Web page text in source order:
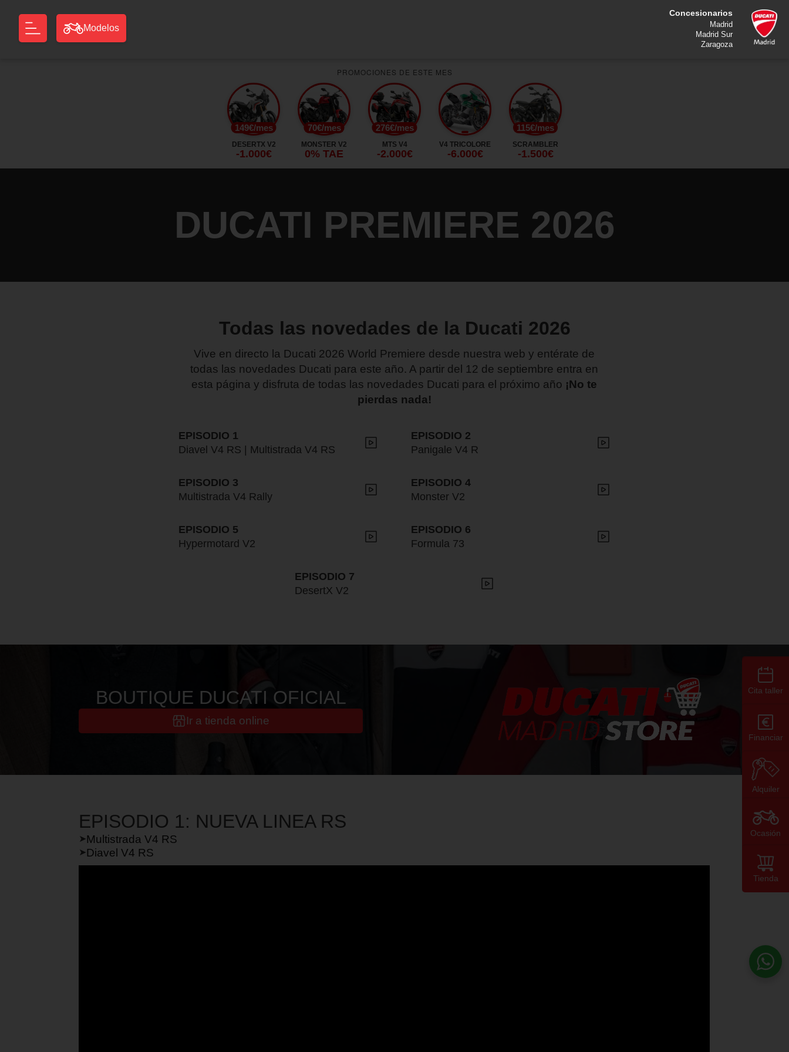
PROMOCIONES DE ESTE MES
149€/mes
DESERTX V2
-1.000€
70€/mes
MONSTER V2
0% TAE
276€/mes
MTS V4
-2.000€
V4 TRICOLORE
-6.000€
115€/mes
SCRAMBLER
-1.500€
Modelos
Concesionarios
Madrid
Madrid Sur
Zaragoza
DUCATI PREMIERE 2026
Todas las novedades de la Ducati 2026
Vive en directo la Ducati 2026 World Premiere desde nuestra web y entérate de
todas las novedades Ducati para este año. A partir del 12 de septiembre entra en
esta página y disfruta de todas las novedades Ducati para el próximo año ¡No te
pierdas nada!
EPISODIO 1
Diavel V4 RS | Multistrada V4 RS
EPISODIO 2
Panigale V4 R
EPISODIO 3
Multistrada V4 Rally
EPISODIO 4
Monster V2
EPISODIO 5
Hypermotard V2
EPISODIO 6
Formula 73
EPISODIO 7
DesertX V2
BOUTIQUE DUCATI OFICIAL
Ir a tienda online
EPISODIO 1: NUEVA LINEA RS
➤ Multistrada V4 RS
➤ Diavel V4 RS
Cita taller
Financiar
Alquiler
Ocasión
Tienda